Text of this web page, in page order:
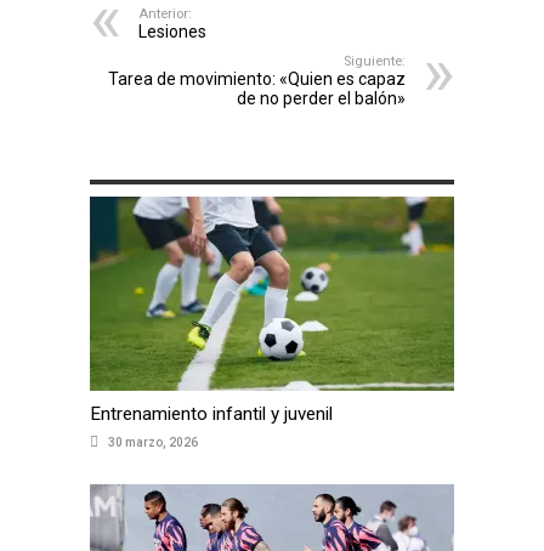
Anterior:
Lesiones
Siguiente:
Tarea de movimiento: «Quien es capaz
de no perder el balón»
Entrenamiento infantil y juvenil
30 marzo, 2026